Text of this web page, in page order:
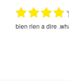
Commande et